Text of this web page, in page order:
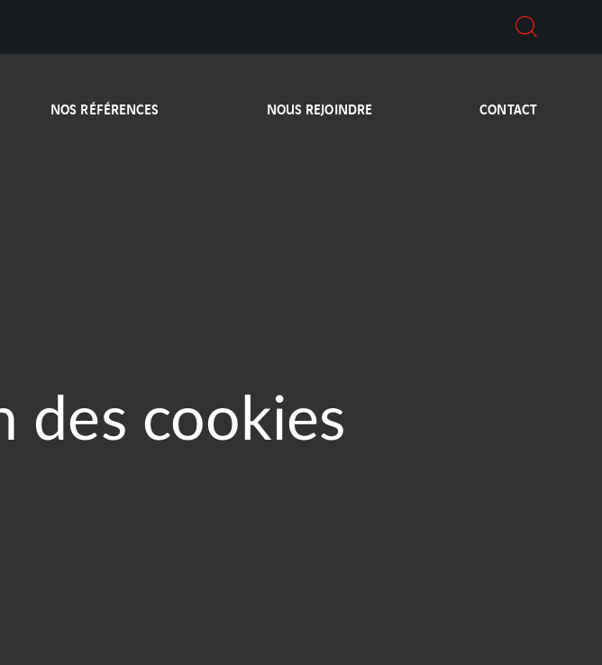
NOS RÉFÉRENCES NOUS REJOINDRE CONTACT
des cookies